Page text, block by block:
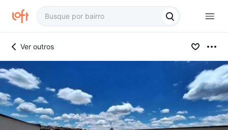
Ver outros